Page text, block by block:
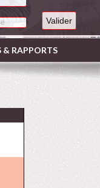
& RAPPORTS